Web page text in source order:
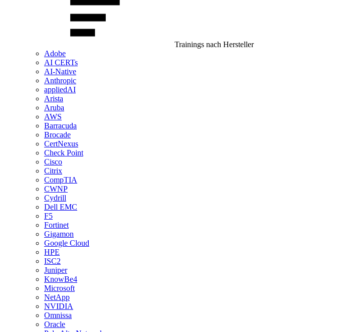
Trainings nach Hersteller
Adobe
AI CERTs
AI-Native
Anthropic
appliedAI
Arista
Aruba
AWS
Barracuda
Brocade
CertNexus
Check Point
Cisco
Citrix
CompTIA
CWNP
Cydrill
Dell EMC
F5
Fortinet
Gigamon
Google Cloud
HPE
ISC2
Juniper
KnowBe4
Microsoft
NetApp
NVIDIA
Omnissa
Oracle